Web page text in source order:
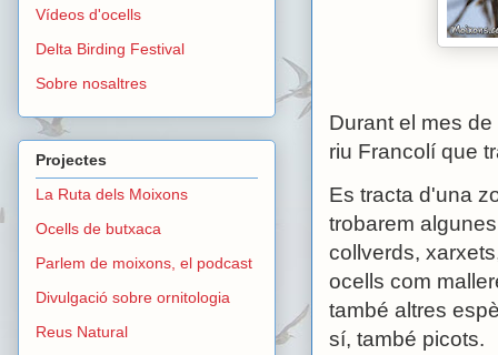
Durant el mes
riu Francolí que
Es tracta d'una
trobarem
collverds,
ocells com
també altres
sí, també picots.
Vídeos d'ocells
Delta Birding Festival
Sobre nosaltres
Projectes
La Ruta dels Moixons
Ocells de butxaca
Parlem de moixons, el podcast
Divulgació sobre ornitologia
Reus Natural